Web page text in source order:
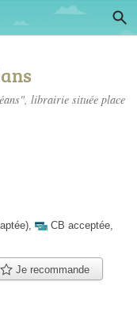
librairie située place
, CB acceptée,
Je recommande